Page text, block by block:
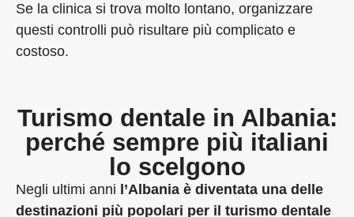
Se la clinica si trova molto lontano, organizzare
questi controlli può risultare più complicato e
costoso.
Turismo dentale in Albania:
perché sempre più italiani
lo scelgono
Negli ultimi anni l’Albania è diventata una delle
destinazioni più popolari per il turismo dentale